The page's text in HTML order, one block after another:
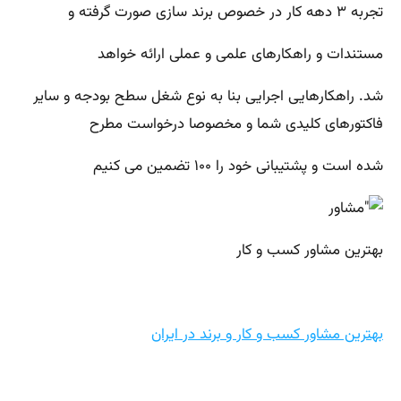
تجربه ۳ دهه کار در خصوص برند سازی صورت گرفته و
مستندات و راهکارهای علمی و عملی ارائه خواهد
شد. راهکارهایی اجرایی بنا به نوع شغل سطح بودجه و سایر
فاکتورهای کلیدی شما و مخصوصا درخواست مطرح
شده است و پشتیبانی خود را ۱۰۰ تضمین می کنیم
بهترین مشاور کسب و کار
بهترین مشاور کسب و کار و برند در ایران